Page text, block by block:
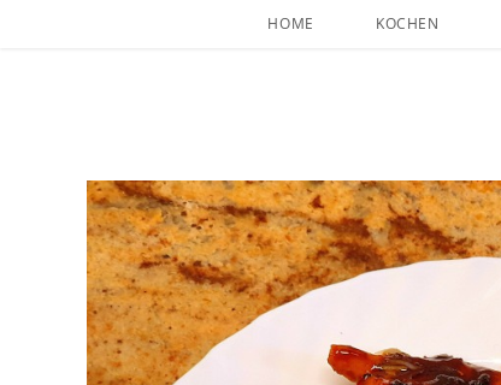
HOME KOCHEN